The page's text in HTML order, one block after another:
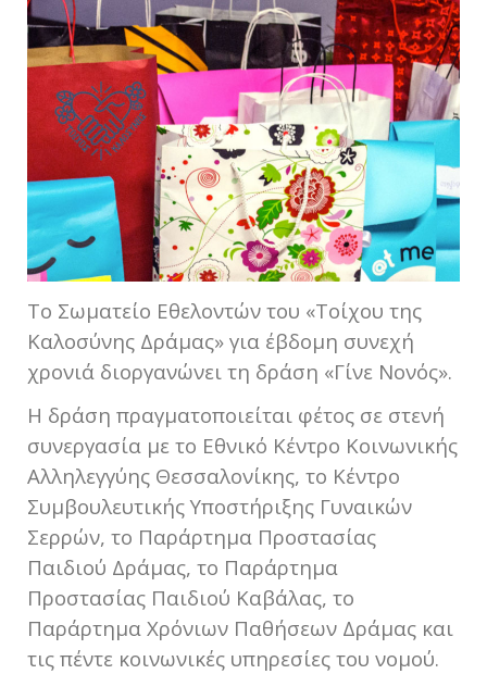
Το Σωματείο Εθελοντών του «Τοίχου της
Καλοσύνης Δράμας» για έβδομη συνεχή
χρονιά διοργανώνει τη δράση «Γίνε Νονός».
Η δράση πραγματοποιείται φέτος σε στενή
συνεργασία με το Εθνικό Κέντρο Κοινωνικής
Αλληλεγγύης Θεσσαλονίκης, το Κέντρο
Συμβουλευτικής Υποστήριξης Γυναικών
Σερρών, το Παράρτημα Προστασίας
Παιδιού Δράμας, το Παράρτημα
Προστασίας Παιδιού Καβάλας, το
Παράρτημα Χρόνιων Παθήσεων Δράμας και
τις πέντε κοινωνικές υπηρεσίες του νομού.